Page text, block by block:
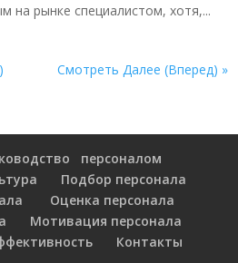
на рынке специалистом, хотя,...
Смотреть Далее (Вперед) »
персоналом
Подбор персонала
Оценка персонала
Мотивация персонала
Контакты